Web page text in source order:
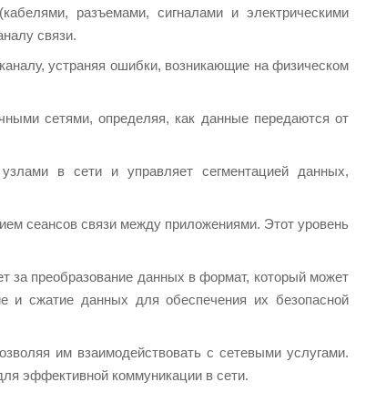
разъемами, сигналами и электрическими
связи.
устраняя ошибки, возникающие на физическом
сетями, определяя, как данные передаются от
в сети и управляет сегментацией данных,
сеансов связи между приложениями. Этот уровень
за преобразование данных в формат, который может
и сжатие данных для обеспечения их безопасной
им взаимодействовать с сетевыми услугами.
эффективной коммуникации в сети.